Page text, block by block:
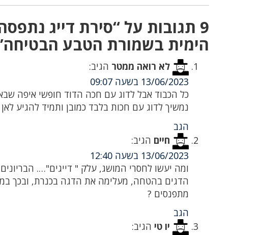
9 תגובות על “סירת דייג
הימית בשמורת הטבע
לא רואה ממטר הגיב:
13/06/2023 בשעה 09:07
כל הכבוד אבל לדוג עם חכה הדוד חופשי איפה
נמשיך לדוג עם חכות בלבד כמובן ותמיד להגיע
הגב
חיים הגיב:
13/06/2023 בשעה 12:40
ומה יעשו לחסרי המושג, עלק " דייגים"….
הדגים בהטחה, מעלימה את הדגה בכנרת, ובכך
מתפנסים ?
הגב
יו טי הגיב: